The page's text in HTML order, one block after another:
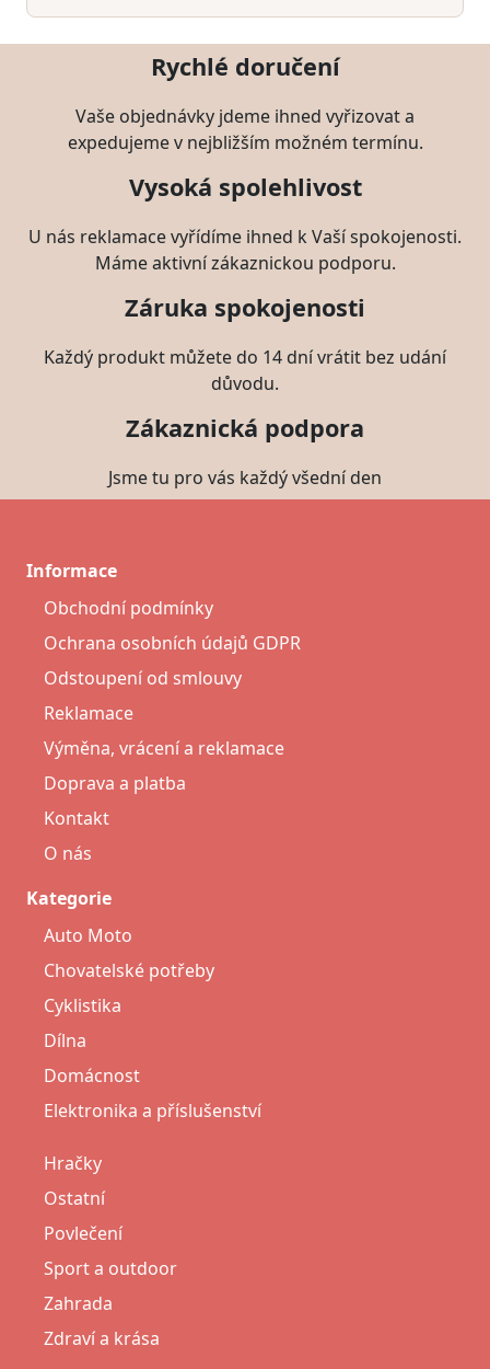
Rychlé doručení
Vaše objednávky jdeme ihned vyřizovat a
expedujeme v nejbližším možném termínu.
Vysoká spolehlivost
U nás reklamace vyřídíme ihned k Vaší spokojenosti.
Máme aktivní zákaznickou podporu.
Záruka spokojenosti
Každý produkt můžete do 14 dní vrátit bez udání
důvodu.
Zákaznická podpora
Jsme tu pro vás každý všední den
Informace
Obchodní podmínky
Ochrana osobních údajů GDPR
Odstoupení od smlouvy
Reklamace
Výměna, vrácení a reklamace
Doprava a platba
Kontakt
O nás
Kategorie
Auto Moto
Chovatelské potřeby
Cyklistika
Dílna
Domácnost
Elektronika a příslušenství
Hračky
Ostatní
Povlečení
Sport a outdoor
Zahrada
Zdraví a krása